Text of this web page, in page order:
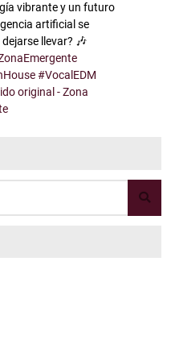
vibrante y un futuro
artificial se
llevar? 🎶
#VocalEDM
original - Zona